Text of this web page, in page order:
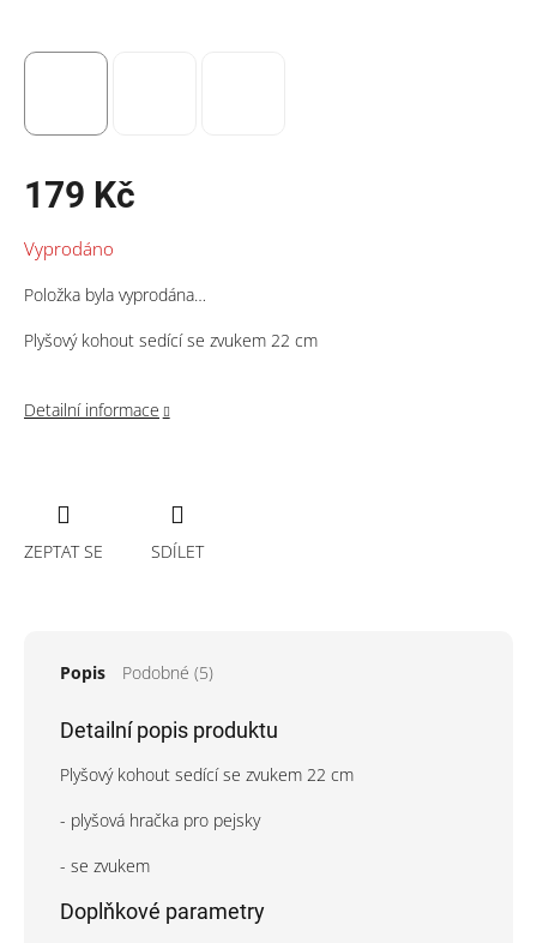
179 Kč
cena:
Vyprodáno
Položka byla vyprodána…
Plyšový kohout sedící se zvukem 22 cm
Detailní informace
ZEPTAT SE SDÍLET
Popis Podobné (5)
Detailní popis produktu
Plyšový kohout sedící se zvukem 22 cm
- plyšová hračka pro pejsky
- se zvukem
Doplňkové parametry